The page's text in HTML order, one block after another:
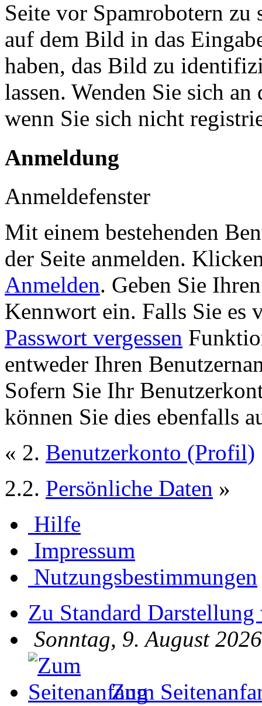
Seite vor Spamrobotern zu
auf dem Bild in das
haben, das Bild zu
lassen. Wenden Sie sich
wenn Sie sich nicht
Anmeldung
Anmeldefenster
Mit einem bestehenden
der Seite anmelden.
Anmelden. Geben Sie
Kennwort ein. Falls Sie es
Passwort vergessen
entweder Ihren
Sofern Sie Ihr
können Sie dies ebenfalls
« 2. Benutzerkonto (Profil)
2.2. Persönliche Daten »
Hilfe
Impressum
Nutzungsbestimmungen
Zu Standard Darstellung
Sonntag, 9. August
Zum